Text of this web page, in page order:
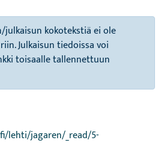
julkaisun kokotekstiä ei ole
Julkaisun tiedoissa voi
toisaalle tallennettuun
lehti/jagaren/_read/5-